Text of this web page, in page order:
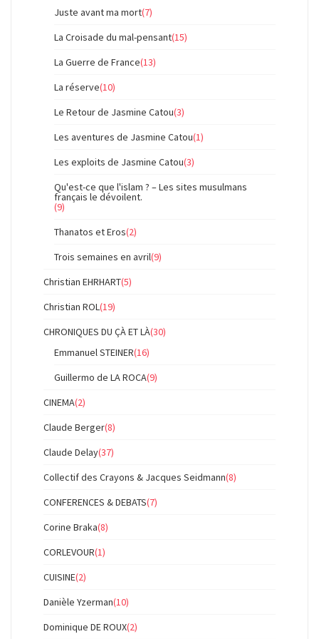
Juste avant ma mort(7)
La Croisade du mal-pensant(15)
La Guerre de France(13)
La réserve(10)
Le Retour de Jasmine Catou(3)
Les aventures de Jasmine Catou(1)
Les exploits de Jasmine Catou(3)
Qu'est-ce que l'islam ? – Les sites musulmans
français le dévoilent.
(9)
Thanatos et Eros(2)
Trois semaines en avril(9)
Christian EHRHART(5)
Christian ROL(19)
CHRONIQUES DU ÇÀ ET LÀ(30)
Emmanuel STEINER(16)
Guillermo de LA ROCA(9)
CINEMA(2)
Claude Berger(8)
Claude Delay(37)
Collectif des Crayons & Jacques Seidmann(8)
CONFERENCES & DEBATS(7)
Corine Braka(8)
CORLEVOUR(1)
CUISINE(2)
Danièle Yzerman(10)
Dominique DE ROUX(2)